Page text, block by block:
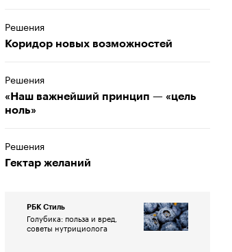
Решения
Коридор новых возможностей
Решения
«Наш важнейший принцип — «цель
ноль»
Решения
Гектар желаний
РБК Стиль
Голубика: польза и вред,
советы нутрициолога